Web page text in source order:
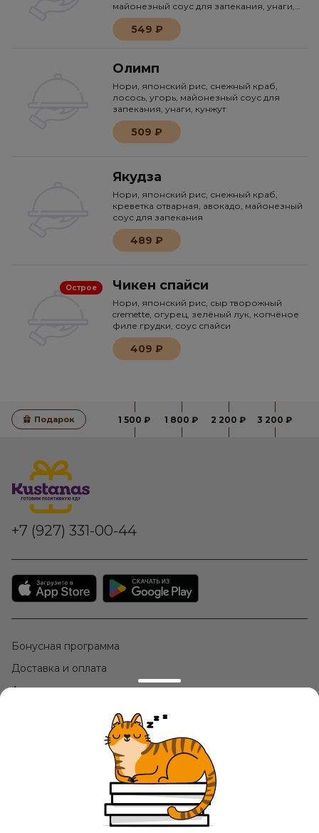
майонезный соус для запекания, унаги,
кунжут
549 ₽
Олимп
Нори, японский рис, снежный краб,
лосось, угорь, майонезный соус для
запекания, унаги, кунжут
509 ₽
Якудза
Нори, японский рис, снежный краб,
креветка отварная, авокадо, майонезный
соус для запекания
489 ₽
Острое Чикен спайси
Нори, японский рис, сыр творожный
cremette, огурец, зелёный лук, копчёное
филе грудки, соус спайси
409 ₽
Подарок 1 500 ₽ 1 800 ₽ 2 200 ₽ 3 200 ₽
+7 (927) 331-00-44
Бонусная программа
Доставка и оплата
Акции
Контактная и правовая информация
Инструкция по удалению ЛК